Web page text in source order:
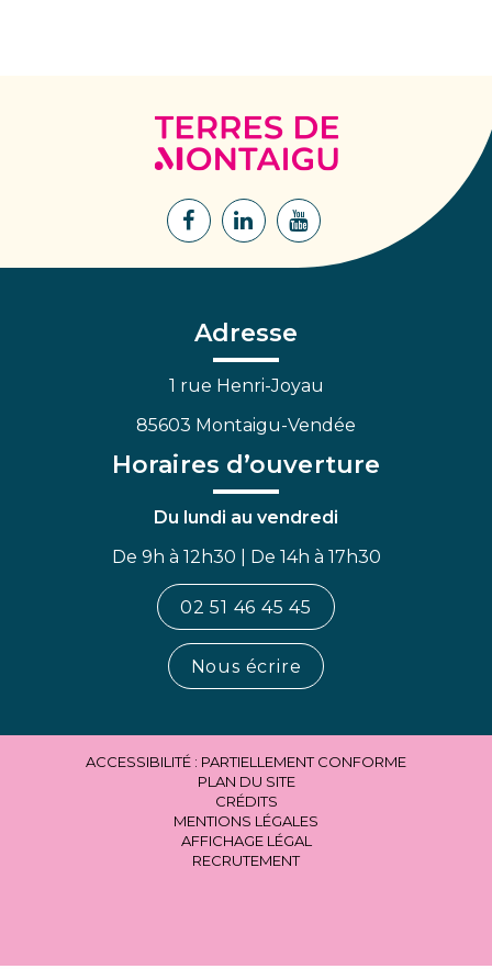
Terres
de
Lien
Facebook
Lien
Lien
Adresse
1 rue Henri-Joyau
85603 Montaigu-Vendée
Horaires d’ouverture
Du lundi au vendredi
De 9h à 12h30 | De 14h à 17h30
02 51 46 45 45
Nous écrire
ACCESSIBILITÉ : PARTIELLEMENT CONFORME
PLAN DU SITE
CRÉDITS
MENTIONS LÉGALES
AFFICHAGE LÉGAL
RECRUTEMENT